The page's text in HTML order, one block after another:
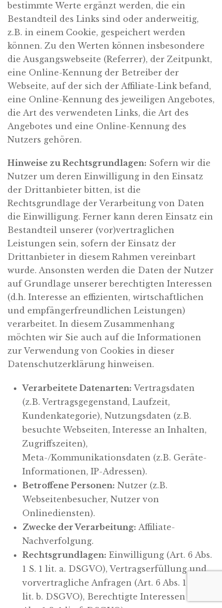
bestimmte Werte ergänzt werden, die ein
Bestandteil des Links sind oder anderweitig,
z.B. in einem Cookie, gespeichert werden
können. Zu den Werten können insbesondere
die Ausgangswebseite (Referrer), der Zeitpunkt,
eine Online-Kennung der Betreiber der
Webseite, auf der sich der Affiliate-Link befand,
eine Online-Kennung des jeweiligen Angebotes,
die Art des verwendeten Links, die Art des
Angebotes und eine Online-Kennung des
Nutzers gehören.
Hinweise zu Rechtsgrundlagen: Sofern wir die
Nutzer um deren Einwilligung in den Einsatz
der Drittanbieter bitten, ist die
Rechtsgrundlage der Verarbeitung von Daten
die Einwilligung. Ferner kann deren Einsatz ein
Bestandteil unserer (vor)vertraglichen
Leistungen sein, sofern der Einsatz der
Drittanbieter in diesem Rahmen vereinbart
wurde. Ansonsten werden die Daten der Nutzer
auf Grundlage unserer berechtigten Interessen
(d.h. Interesse an effizienten, wirtschaftlichen
und empfängerfreundlichen Leistungen)
verarbeitet. In diesem Zusammenhang
möchten wir Sie auch auf die Informationen
zur Verwendung von Cookies in dieser
Datenschutzerklärung hinweisen.
Verarbeitete Datenarten: Vertragsdaten
(z.B. Vertragsgegenstand, Laufzeit,
Kundenkategorie), Nutzungsdaten (z.B.
besuchte Webseiten, Interesse an Inhalten,
Zugriffszeiten),
Meta-/Kommunikationsdaten (z.B. Geräte-
Informationen, IP-Adressen).
Betroffene Personen: Nutzer (z.B.
Webseitenbesucher, Nutzer von
Onlinediensten).
Zwecke der Verarbeitung: Affiliate-
Nachverfolgung.
Rechtsgrundlagen: Einwilligung (Art. 6 Abs.
1 S. 1 lit. a. DSGVO), Vertragserfüllung und
vorvertragliche Anfragen (Art. 6 Abs. 1 S. 1
lit. b. DSGVO), Berechtigte Interessen (Art. 6